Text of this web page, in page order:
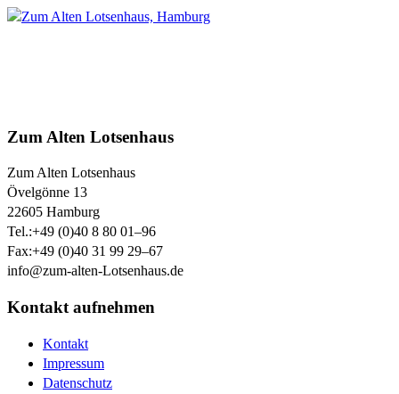
Zum Alten Lotsenhaus
Zum Alten Lotsenhaus
Övelgönne 13
22605 Hamburg
Tel.:+49 (0)40 8 80 01–96
Fax:+49 (0)40 31 99 29–67
info@zum-alten-Lotsenhaus.de
Kontakt aufnehmen
Kontakt
Impressum
Datenschutz